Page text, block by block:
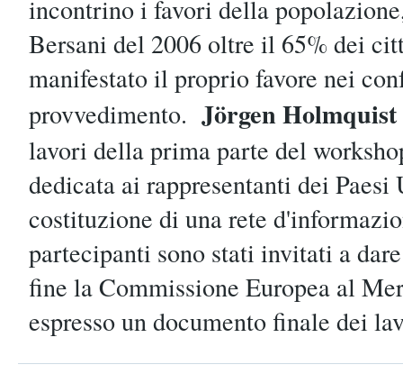
incontrino i favori della
Bersani del 2006 oltre il 65% dei
manifestato il proprio favore nei
provvedimento. Jörgen Holmquist
lavori della prima parte del
dedicata ai rappresentanti dei
costituzione di una rete
partecipanti sono stati invitati a
fine la Commissione Europea al
espresso un documento finale dei